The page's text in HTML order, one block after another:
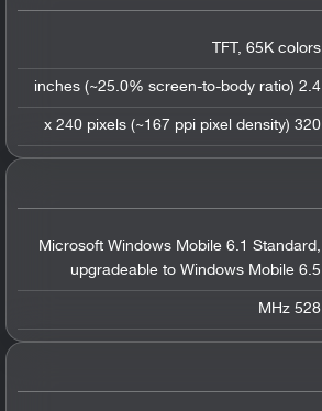
TFT, 65K colors
2.4 inches (~25.0% screen-to-body ratio)
320 x 240 pixels (~167 ppi pixel density)
Microsoft Windows Mobile 6.1 Standard,
upgradeable to Windows Mobile 6.5
528 MHz